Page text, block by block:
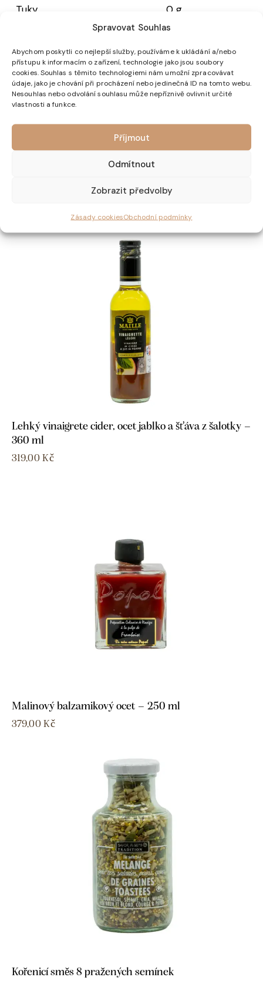
Spravovat Souhlas
Abychom poskytli co nejlepší služby, používáme k ukládání a/nebo
přístupu k informacím o zařízení, technologie jako jsou soubory
cookies. Souhlas s těmito technologiemi nám umožní zpracovávat
údaje, jako je chování při procházení nebo jedinečná ID na tomto webu.
Nesouhlas nebo odvolání souhlasu může nepříznivě ovlivnit určité
vlastnosti a funkce.
Příjmout
Odmítnout
Zobrazit předvolby
Zásady cookiesObchodní podmínky
Tuky
0 g
z toho nasycené mastné
Sacharidy
17 g
z toho cukry
16 g
Bílkoviny
Sůl
0 g
Lehký vinaigrete cider, ocet jablko a šťáva z šalotky –
360 ml
319,00 Kč
Malinový balzamikový ocet – 250 ml
379,00 Kč
Kořenicí směs 8 pražených semínek